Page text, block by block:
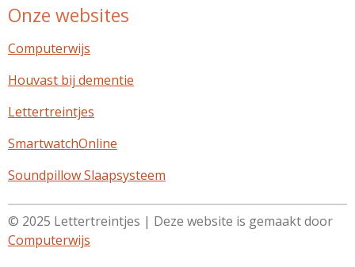
Onze websites
Computerwijs
Houvast bij dementie
Lettertreintjes
SmartwatchOnline
Soundpillow Slaapsysteem
© 2025 Lettertreintjes | Deze website is gemaakt door
Computerwijs